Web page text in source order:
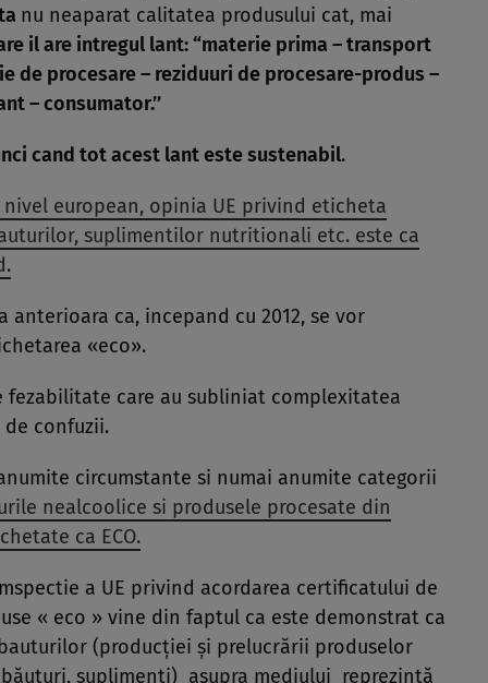
nu neaparat calitatea produsului cat, mai
il are intregul lant:“materie prima – transport
de procesare – reziduuri de procesare-produs –
– consumator.’’
cand tot acest lant este sustenabil.
european, opinia UE privind eticheta
suplimentilor nutritionali etc. este ca
ca, incepand cu 2012, se vor
«eco».
fezabilitate care au subliniat complexitatea
confuzii.
circumstante si numai anumite categorii
nealcoolice si produsele procesate din
ca ECO.
a UE privind acordarea certificatului de
« eco » vine din faptul ca este demonstrat ca
(producţiei şi prelucrării produselor
suplimenti) asupra mediului reprezintă